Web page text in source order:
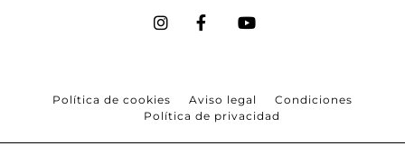
Política de cookies Aviso legal
Condiciones
Política de privacidad